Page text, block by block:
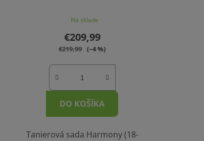
Na sklade
€209,99
€219,99 (–4 %)
DO KOŠÍKA
Tanierová sada Harmony (18-